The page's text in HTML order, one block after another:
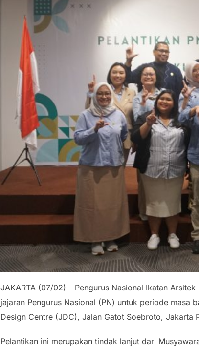
JAKARTA (07/02) – Pengurus Nasional Ikatan
jajaran Pengurus Nasional (PN) untuk periode
Design Centre (JDC), Jalan Gatot Soebroto, Jakarta
Pelantikan ini merupakan tindak lanjut dari